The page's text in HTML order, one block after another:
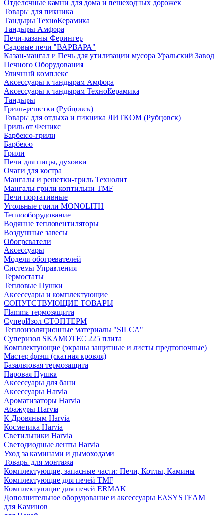
Отделочные камни для дома и пешеходных дорожек
Товары для пикника
Тандыры ТехноКерамика
Тандыры Амфора
Печи-казаны Ферингер
Садовые печи "ВАРВАРА"
Казан-мангал и Печь для утилизации мусора Уральский Завод
Печного Оборудования
Уличный комплекс
Аксессуары к тандырам Амфора
Аксессуары к тандырам ТехноКерамика
Тандыры
Гриль-решетки (Рубцовск)
Товары для отдыха и пикника ЛИТКОМ (Рубцовск)
Гриль от Феникс
Барбекю-грили
Барбекю
Грили
Печи для пицы, духовки
Очаги для костра
Мангалы и решетки-гриль Технолит
Мангалы грили коптильни TMF
Печи портативные
Угольные грили MONOLITH
Теплооборудование
Водяные тепловентиляторы
Воздушные завесы
Обогреватели
Аксессуары
Модели обогревателей
Системы Управления
Термостаты
Тепловые Пушки
Аксессуары и комплектующие
СОПУТСТВУЮЩИЕ ТОВАРЫ
Flamma термозащита
СуперИзол СТОПТЕРМ
Теплоизоляционные материалы "SILCA"
Суперизол SKAMOTEC 225 плита
Комплектующие (экраны защитные и листы предтопочные)
Мастер флэш (скатная кровля)
Базальтовая термозащита
Паровая Пушка
Аксессуары для бани
Аксессуары Harvia
Ароматизаторы Harvia
Абажуры Harvia
К Дровяным Harvia
Косметика Harvia
Светильники Harvia
Светодиодные ленты Harvia
Уход за каминами и дымоходами
Товары для монтажа
Комплектующие, запасные части: Печи, Котлы, Камины
Комплектующие для печей TMF
Комплектующие для печей ERMAK
Дополнительное оборудование и аксессуары EASYSTEAM
для Каминов